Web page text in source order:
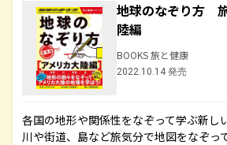
地球のなぞり方
陸編
BOOKS 旅と健康
2022.10.14 発売
各国の地形や関係性をなぞって学ぶ新し
川や街道、島など旅気分で地図をなぞっ